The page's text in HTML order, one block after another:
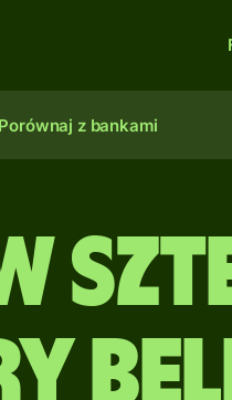
Porównaj z bankami